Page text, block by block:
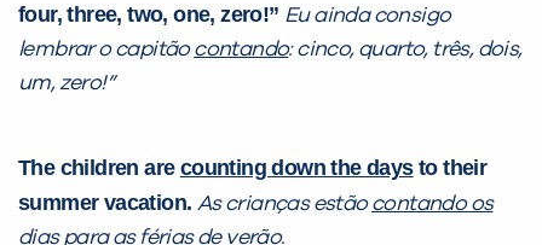
four, three, two, one, zero!” Eu ainda consigo
lembrar o capitãocontando: cinco, quarto, três, dois,
um, zero!”
The children are counting down the daysto their
summer vacation. As crianças estãocontando os
diaspara as férias de verão.